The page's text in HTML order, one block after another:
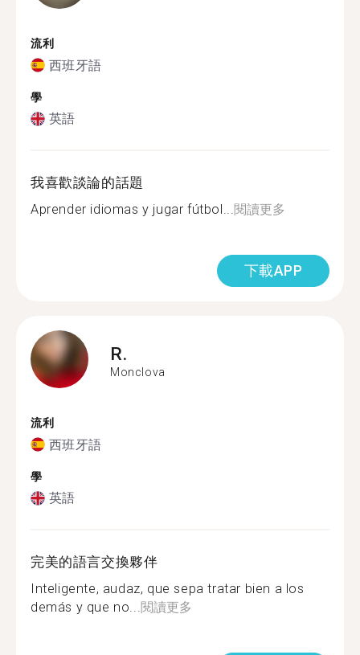
流利
西班牙語
學
英語
我喜歡談論的話題
Aprender idiomas y jugar fútbol...閱讀更多
下載APP
R.
Monclova
流利
西班牙語
學
英語
完美的語言交換夥伴
Inteligente, audaz, que sepa tratar bien a los
demás y que no...閱讀更多